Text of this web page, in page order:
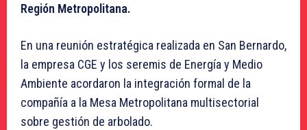
Región Metropolitana.
En una reunión estratégica realizada en San Bernardo,
la empresa CGE y los seremis de Energía y Medio
Ambiente acordaron la integración formal de la
compañía a la Mesa Metropolitana multisectorial
sobre gestión de arbolado.